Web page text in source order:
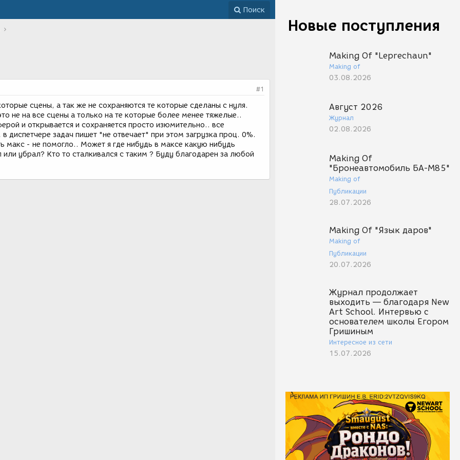
Новые поступления
Making Of "Leprechaun"
Making of
03.08.2026
Август 2026
Журнал
02.08.2026
Making Of
"Бронеавтомобиль БА-М85"
Making of
Публикации
28.07.2026
Making Of "Язык даров"
Making of
Публикации
20.07.2026
Журнал продолжает
выходить — благодаря New
Art School. Интервью с
основателем школы Егором
Гришиным
Интересное из сети
15.07.2026
Поиск
#1
сцены, а так же не сохраняются те которые сделаны с нуля.
не на все сцены а только на те которые более менее тяжелые..
и открывается и сохраняется просто изюмительно.. все
диспетчере задач пишет "не отвечает" при этом загрузка проц. 0%.
макс - не помогло.. Может я где нибудь в максе какую нибудь
или убрал? Кто то сталкивался с таким ? Буду благодарен за любой